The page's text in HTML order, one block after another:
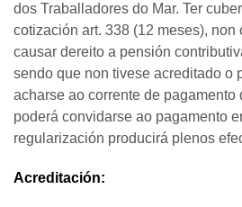
dos Traballadores do Mar. Ter
cotización art. 338 (12 meses), non
causar dereito a pensión
sendo que non tivese acreditado o
acharse ao corrente de pagamento
poderá convidarse ao pagamento
regularización producirá plenos
Acreditación: